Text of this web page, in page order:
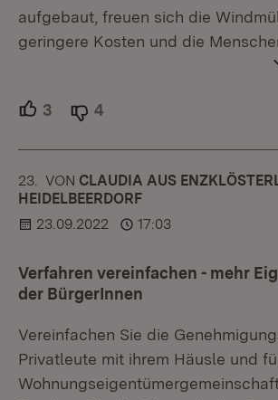
aufgebaut, freuen sich die
geringere Kosten und die
3 Unterstützer.
4
23. KOMMENTAR
VON :CLAUDIA AUS
HEIDELBEERDORF
23.09.2022
17:03
Verfahren vereinfachen - mehr
der BürgerInnen
Vereinfachen Sie die
Privatleute mit ihrem Häusle und